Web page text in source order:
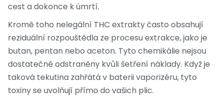
cest a dokonce k úmrtí.
Kromě toho nelegální THC extrakty často obsahují
reziduální rozpouštědla ze procesu extrakce, jako je
butan, pentan nebo aceton. Tyto chemikálie nejsou
dostatečně odstraněny kvůli šetření náklady. Když je
taková tekutina zahřátá v baterii vaporizéru, tyto
toxiny se uvolňují přímo do vašich plic.